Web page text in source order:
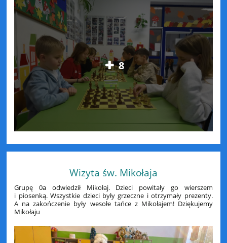
8
Wizyta św. Mikołaja
Grupę 0a odwiedził Mikołaj. Dzieci powitały go wierszem
i piosenką. Wszystkie dzieci były grzeczne i otrzymały prezenty.
A na zakończenie były wesołe tańce z Mikołajem! Dziękujemy
Mikołaju